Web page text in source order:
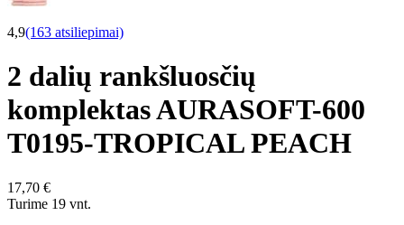
4,9(163 atsiliepimai)
2 dalių rankšluosčių
komplektas AURASOFT-600
T0195-TROPICAL PEACH
17,70 €
Turime 19 vnt.